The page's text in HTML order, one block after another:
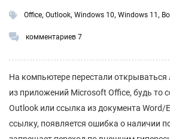
Office, Outlook, Windows 10, Windows 11 ,
комментариев 7
На компьютере перестали
из приложений Microsoft Office, будь то
Outlook или ссылка из документа Word/
ссылку, появляется ошибка о наличии